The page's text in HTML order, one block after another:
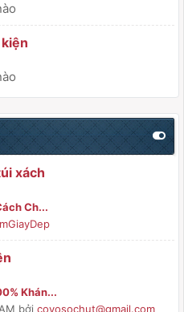
xách
Ch...
Khán...
bởi covosochut@gmail.com